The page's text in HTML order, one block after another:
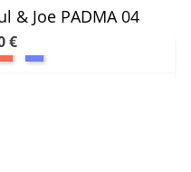
& Joe PADMA 04
€